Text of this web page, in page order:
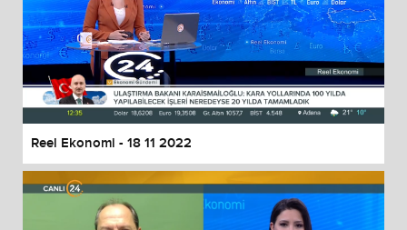
Reel Ekonomi - 18 11 2022